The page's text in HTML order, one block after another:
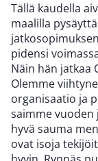
Tällä kaudella
maalilla
pidensi
Näin hän jatkaa
Olemme
organisaatio ja
saimme vuoden
hyvä sauma
ovat isoja